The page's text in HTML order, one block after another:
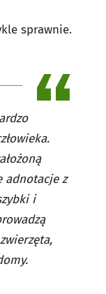
sprawnie.
adnotacje z
i